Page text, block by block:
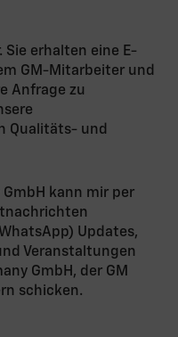
Sie erhalten eine E-
GM-Mitarbeiter und
Anfrage zu
Qualitäts- und
GmbH kann mir per
Updates,
Veranstaltungen
GmbH, der GM
schicken.